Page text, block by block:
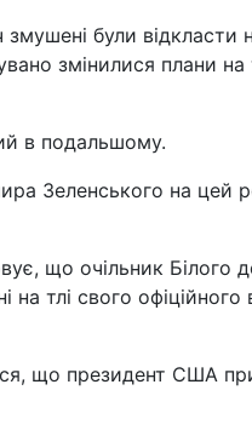
були відкласти
змінилися плани на
в подальшому.
Зеленського на цей
що очільник Білого
тлі свого офіційного
що президент США